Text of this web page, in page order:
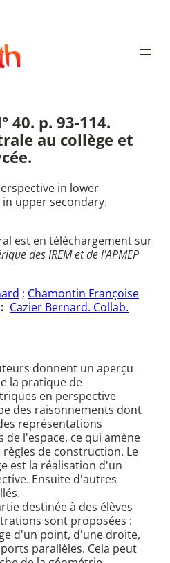
40. p. 93-114.
au collège et
in lower
upper secondary.
est en téléchargement sur
des IREM et de l'APMEP
; Chamontin Françoise
Cazier Bernard. Collab.
donnent un aperçu
la pratique de
en perspective
des raisonnements dont
représentations
l'espace, ce qui amène
de construction. Le
est la réalisation d'un
Ensuite d'autres
destinée à des élèves
sont proposées :
d'un point, d'une droite,
parallèles. Cela peut